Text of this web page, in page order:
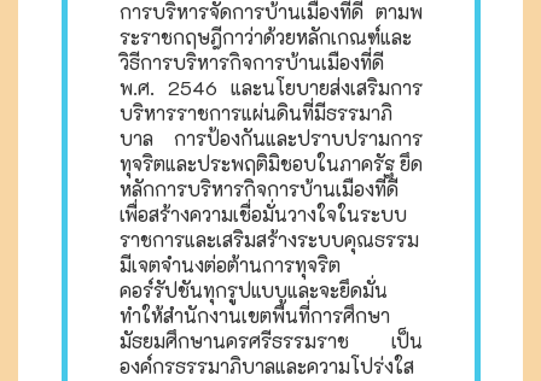
การบริหารจัดการบ้านเมืองที่ดี ตามพ
ระราชกฤษฎีกาว่าด้วยหลักเกณฑ์และ
วิธีการบริหารกิจการบ้านเมืองที่ดี
พ.ศ. 2546 และนโยบายส่งเสริมการ
บริหารราชการแผ่นดินที่มีธรรมาภิ
บาล การป้องกันและปราบปรามการ
ทุจริตและประพฤติมิชอบในภาครัฐ ยึด
หลักการบริหารกิจการบ้านเมืองที่ดี
เพื่อสร้างความเชื่อมั่นวางใจในระบบ
ราชการและเสริมสร้างระบบคุณธรรม
มีเจตจำนงต่อต้านการทุจริต
คอร์รัปชันทุกรูปแบบและจะยึดมั่น
ทำให้สำนักงานเขตพื้นที่การศึกษา
มัธยมศึกษานครศรีธรรมราช เป็น
องค์กรธรรมาภิบาลและความโปร่งใส